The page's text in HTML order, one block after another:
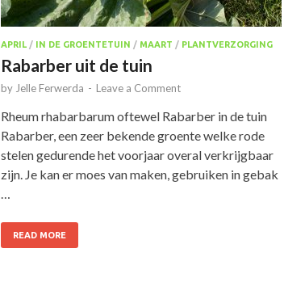
APRIL / IN DE GROENTETUIN / MAART / PLANTVERZORGING
Rabarber uit de tuin
by Jelle Ferwerda - Leave a Comment
Rheum rhabarbarum oftewel Rabarber in de tuin
Rabarber, een zeer bekende groente welke rode
stelen gedurende het voorjaar overal verkrijgbaar
zijn. Je kan er moes van maken, gebruiken in gebak
READ MORE